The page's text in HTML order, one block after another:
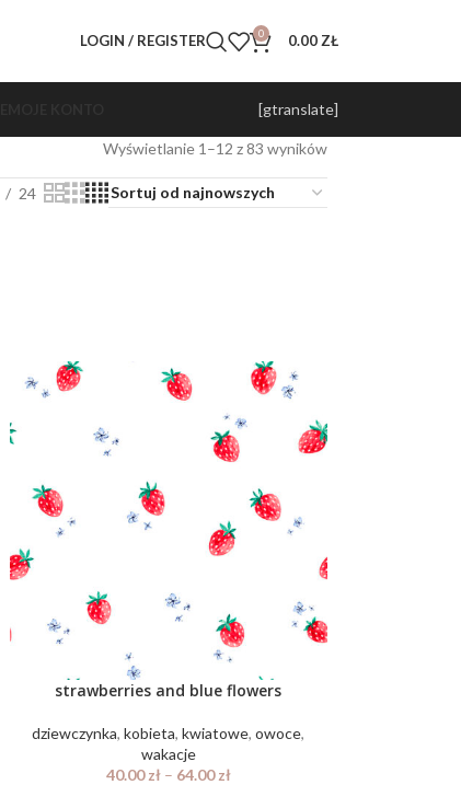
LOGIN / REGISTER 0 0.00 ZŁ
[gtranslate]
Wyświetlanie 1–12 z 83 wyników
24
strawberries and blue flowers
dziewczynka,kobieta,kwiatowe,owoce,
wakacje
40.00zł– 64.00zł